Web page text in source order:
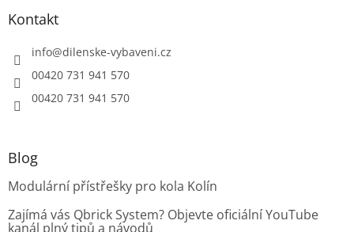
Kontakt
info@dilenske-vybaveni.cz
00420 731 941 570
00420 731 941 570
Blog
Modulární přístřešky pro kola Kolín
Zajímá vás Qbrick System? Objevte oficiální YouTube
kanál plný tipů a návodů